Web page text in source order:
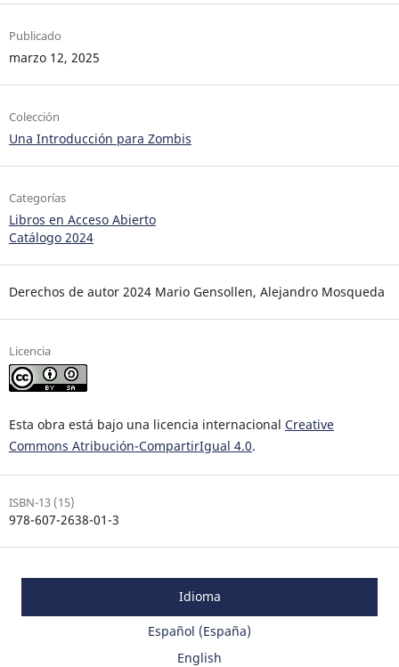
Publicado
marzo 12, 2025
Colección
Una Introducción para Zombis
Categorías
Libros en Acceso Abierto
Catálogo 2024
Derechos de autor 2024 Mario Gensollen, Alejandro Mosqueda
Licencia
Esta obra está bajo una licencia internacional Creative
Commons Atribución-CompartirIgual 4.0.
ISBN-13 (15)
978-607-2638-01-3
Idioma
Español (España)
English